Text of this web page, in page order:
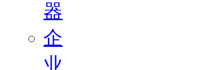
器
企
业